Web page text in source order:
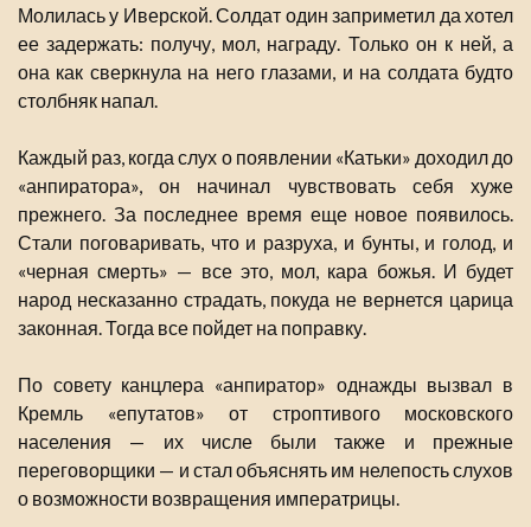
Молилась у Иверской. Солдат один заприметил да хотел
ее задержать: получу, мол, награду. Только он к ней, а
она как сверкнула на него глазами, и на солдата будто
столбняк напал.
Каждый раз, когда слух о появлении «Катьки» доходил до
«анпиратора», он начинал чувствовать себя хуже
прежнего. За последнее время еще новое появилось.
Стали поговаривать, что и разруха, и бунты, и голод, и
«черная смерть» — все это, мол, кара божья. И будет
народ несказанно страдать, покуда не вернется царица
законная. Тогда все пойдет на поправку.
По совету канцлера «анпиратор» однажды вызвал в
Кремль «епутатов» от строптивого московского
населения — их числе были также и прежные
переговорщики — и стал объяснять им нелепость слухов
о возможности возвращения императрицы.